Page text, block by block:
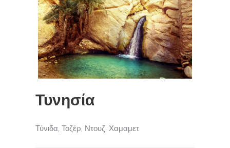
Τυνησία
Τύνιδα, Τοζέρ, Ντουζ, Χαμαμετ